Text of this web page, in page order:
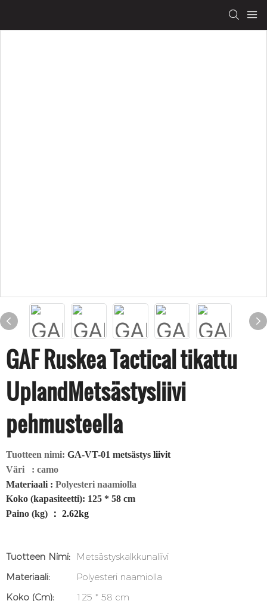
GAF Ruskea Tactical tikattu
UplandMetsästysliivi
pehmusteella
Tuotteen nimi: GA-VT-01 metsästys liivit
Väri
: camo
Materiaali : Polyesteri naamiolla
Koko (kapasiteetti): 125 * 58 cm
Paino (kg)
： 2.62kg
Tuotteen Nimi:
Metsästyskalkkunaliivi
Materiaali:
Polyesteri naamiolla
Koko (cm):
125 * 58 cm